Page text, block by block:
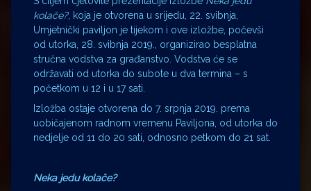
kolače?, koja je otvorena u srijedu, 22. svibnja,
Umjetnički paviljon je tijekom i ove izložbe, počevši
od utorka, 28. svibnja 2019., organizirao besplatna
stručna vodstva za građanstvo. Vodstva će se
održavati od utorka do subote u dva termina – s
početkom u 12 i u 17 sati.
Izložba ostaje otvorena do 7. srpnja 2019. prema
uobičajenom radnom vremenu Paviljona, od utorka do
nedjelje od 11 do 20 sati, odnosno petkom do 21 sat.
Neka jedu kolače?